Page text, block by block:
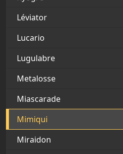
Léviator
Lucario
Lugulabre
Metalosse
Miascarade
Mimiqui
Miraidon